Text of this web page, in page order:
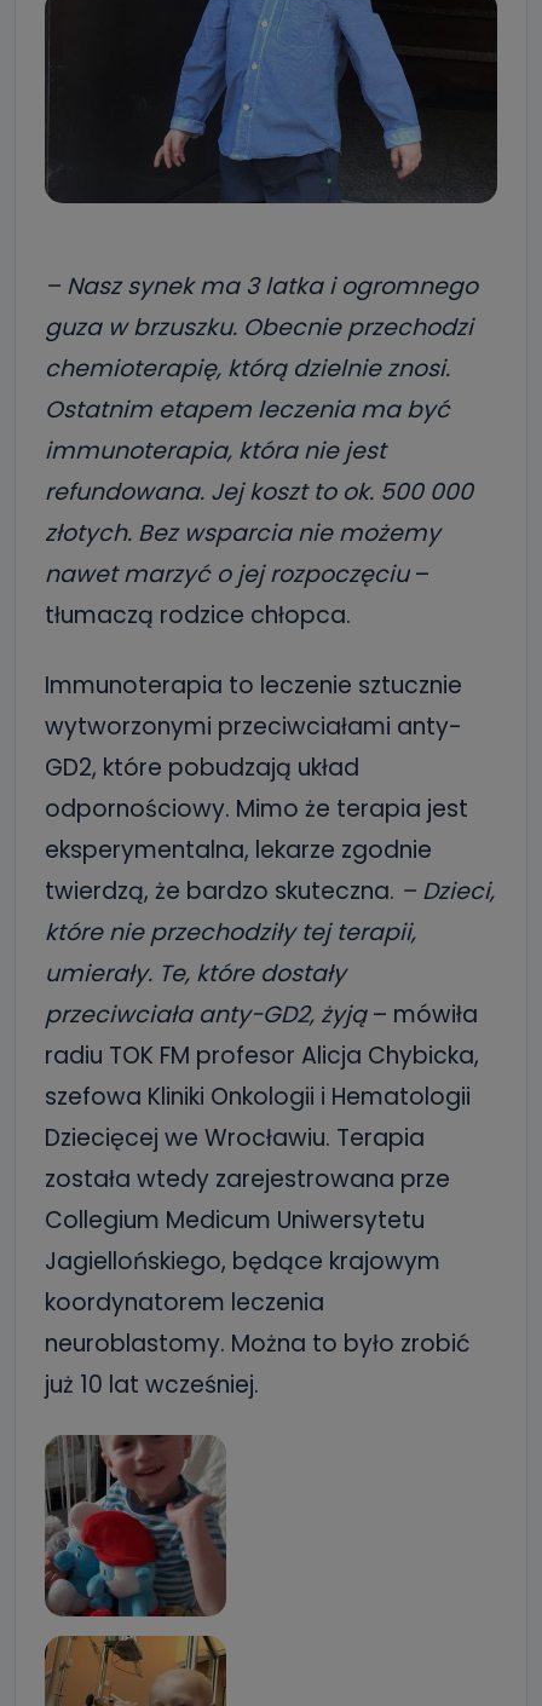
– Nasz synek ma 3 latka i ogromnego
guza w brzuszku. Obecnie przechodzi
chemioterapię, którą dzielnie znosi.
Ostatnim etapem leczenia ma być
immunoterapia, która nie jest
refundowana. Jej koszt to ok. 500 000
złotych. Bez wsparcia nie możemy
nawet marzyć o jej rozpoczęciu–
tłumaczą rodzice chłopca.
Immunoterapia to leczenie sztucznie
wytworzonymi przeciwciałami anty-
GD2, które pobudzają układ
odpornościowy. Mimo że terapia jest
eksperymentalna, lekarze zgodnie
twierdzą, że bardzo skuteczna. – Dzieci,
które nie przechodziły tej terapii,
umierały. Te, które dostały
przeciwciała anty-GD2, żyją– mówiła
radiu TOK FM profesor Alicja Chybicka,
szefowa Kliniki Onkologii i Hematologii
Dziecięcej we Wrocławiu. Terapia
została wtedy zarejestrowana prze
Collegium Medicum Uniwersytetu
Jagiellońskiego, będące krajowym
koordynatorem leczenia
neuroblastomy. Można to było zrobić
już 10 lat wcześniej.